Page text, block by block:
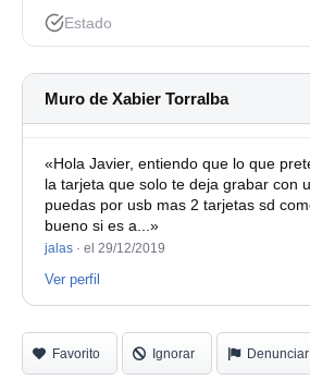
Estado
Muro de Xabier Torralba
«Hola Javier, entiendo que lo que
la tarjeta que solo te deja grabar con
puedas por usb mas 2 tarjetas sd
bueno si es a...»
jalas · el 29/12/2019
Ver perfil
Favorito Ignorar Denunciar